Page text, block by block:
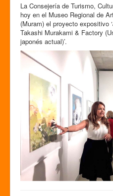
La Consejería de Turismo,
hoy en el Museo Regional de
(Muram) el proyecto expositivo
Takashi Murakami & Factory
japonés actual)’.